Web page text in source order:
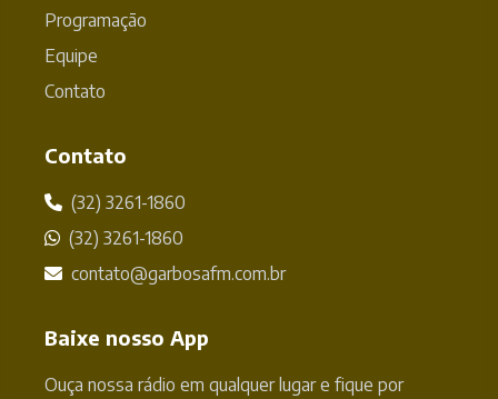
Programação
Equipe
Contato
Contato
(32) 3261-1860
(32) 3261-1860
contato@garbosafm.com.br
Baixe nosso App
Ouça nossa rádio em qualquer lugar e fique por